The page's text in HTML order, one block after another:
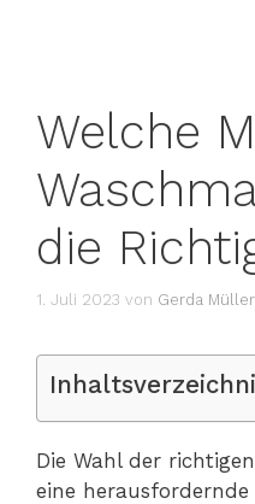
Welche
die
1. Juli 2023 von Gerda Müller
Die Wahl der
eine herausfordernde